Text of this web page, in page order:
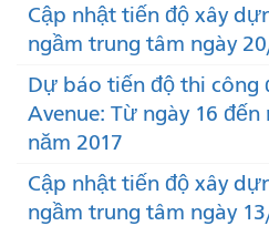
Cập nhật tiến độ xây
ngầm trung tâm ngày
Dự báo tiến độ thi công
Avenue: Từ ngày 16 đến
năm 2017
Cập nhật tiến độ xây
ngầm trung tâm ngày